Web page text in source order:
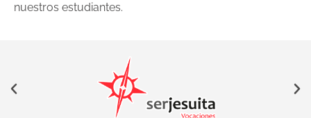
nuestros estudiantes.